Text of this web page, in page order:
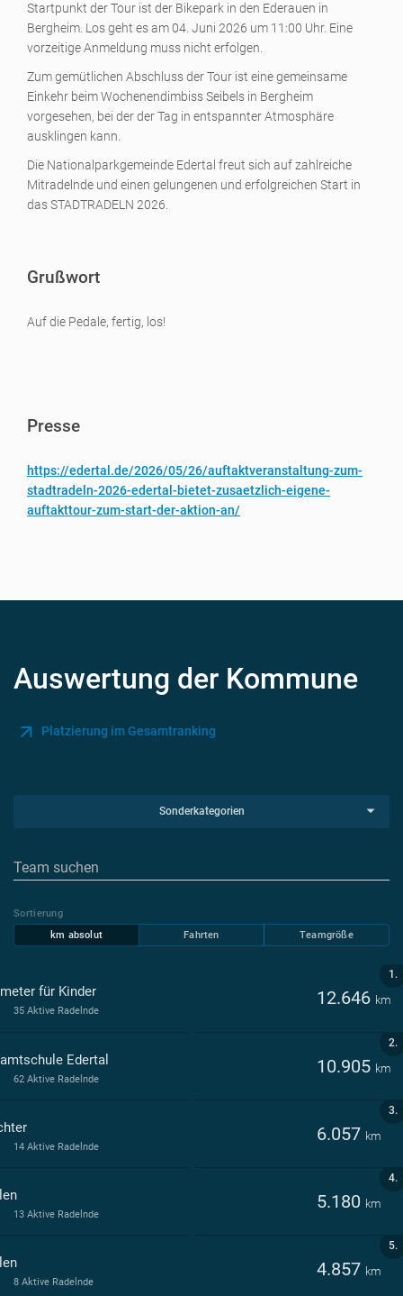
Startpunkt der Tour ist der Bikepark in den Ederauen in
Bergheim. Los geht es am 04. Juni 2026 um 11:00 Uhr. Eine
vorzeitige Anmeldung muss nicht erfolgen.
Zum gemütlichen Abschluss der Tour ist eine gemeinsame
Einkehr beim Wochenendimbiss Seibels in Bergheim
vorgesehen, bei der der Tag in entspannter Atmosphäre
ausklingen kann.
Die Nationalparkgemeinde Edertal freut sich auf zahlreiche
Mitradelnde und einen gelungenen und erfolgreichen Start in
das STADTRADELN 2026.
Grußwort
Auf die Pedale, fertig, los!
Presse
https://edertal.de/2026/05/26/auftaktveranstaltung-zum-
stadtradeln-2026-edertal-bietet-zusaetzlich-eigene-
auftakttour-zum-start-der-aktion-an/
Auswertung der Kommune
Platzierung im Gesamtranking
Sonderkategorien
Sortierung
km absolut
Fahrten Teamgröße
1.
für Kinder 12.646 km
35 Aktive Radelnde
2.
Edertal 10.905 km
62 Aktive Radelnde
3.
6.057 km
14 Aktive Radelnde
4.
5.180 km
13 Aktive Radelnde
5.
4.857 km
8 Aktive Radelnde